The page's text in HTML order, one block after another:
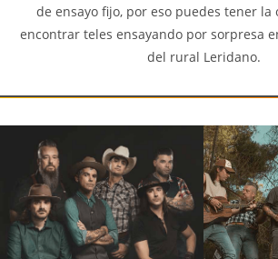
de ensayo fijo, por eso puedes tener
encontrar teles ensayando por sorpresa
del rural Leridano.